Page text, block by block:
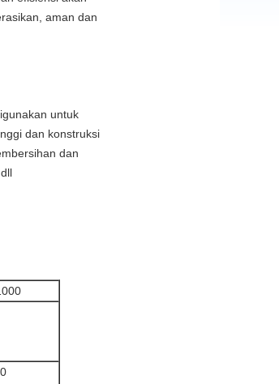
aman dan
untuk
dan konstruksi
dan